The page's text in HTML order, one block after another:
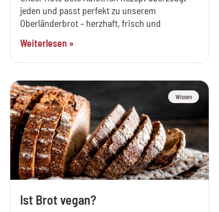
jeden und passt perfekt zu unserem
Oberländerbrot – herzhaft, frisch und
Weiterlesen »
Wissen
Ist Brot vegan?